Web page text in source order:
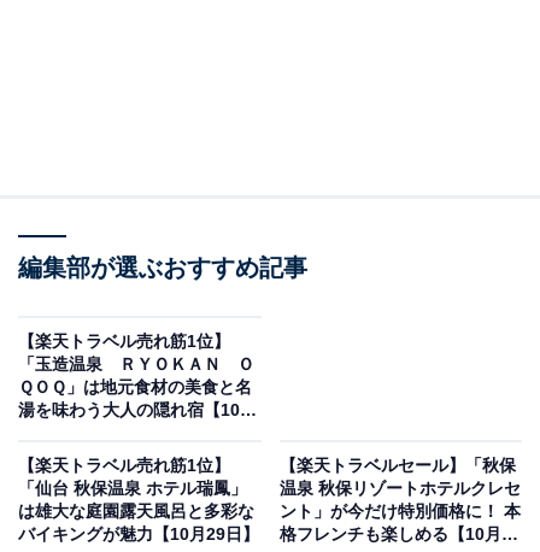
「伊豆熱川 自家源泉 おもてなしの宿 みはるや」は現在
特別価格で宿泊可能です。
編集部が選ぶおすすめ記事
【楽天トラベル売れ筋1位】
「玉造温泉 ＲＹＯＫＡＮ Ｏ
ＱＯＱ」は地元食材の美食と名
湯を味わう大人の隠れ宿【10月
【楽天トラベル売れ筋1位】
「仙台 秋保温泉 ホテル瑞鳳」
は雄大な庭園露天風呂と多彩な
バイキングが魅力【10月29日】
【楽天トラベルセール】「秋保
温泉 秋保リゾートホテルクレセ
ント」が今だけ特別価格に！ 本
格フレンチも楽しめる【10月29